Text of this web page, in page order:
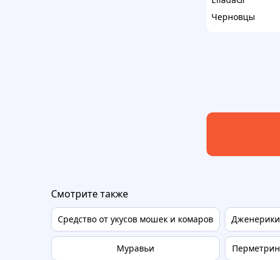
Черновцы
Смотрите также
Средство от укусов мошек и комаров
Муравьи
Дженерики
Перметрин